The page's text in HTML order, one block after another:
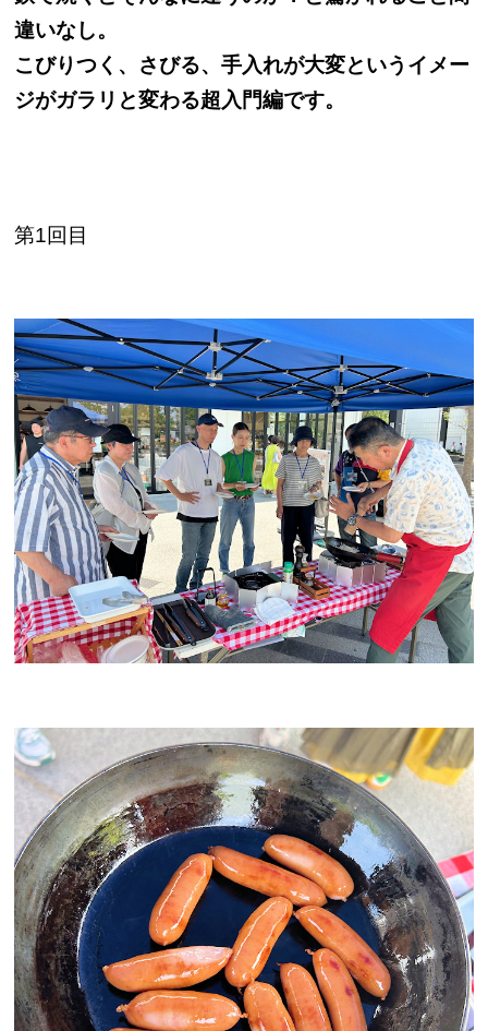
違いなし。
こびりつく、さびる、手入れが大変というイメー
ジがガラリと変わる超入門編です。
第1回目